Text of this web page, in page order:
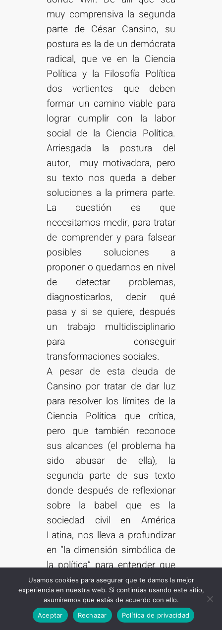
muy comprensiva la segunda
parte de César Cansino, su
postura es la de un demócrata
radical, que ve en la Ciencia
Política y la Filosofía Política
dos vertientes que deben
formar un camino viable para
lograr cumplir con la labor
social de la Ciencia Política.
Arriesgada la postura del
autor, muy motivadora, pero
su texto nos queda a deber
soluciones a la primera parte.
La cuestión es que
necesitamos medir, para tratar
de comprender y para falsear
posibles soluciones a
proponer o quedarnos en nivel
de detectar problemas,
diagnosticarlos, decir qué
pasa y si se quiere, después
un trabajo multidisciplinario
para conseguir
transformaciones sociales.
A pesar de esta deuda de
Cansino por tratar de dar luz
para resolver los límites de la
Ciencia Política que crítica,
pero que también reconoce
sus alcances (el problema ha
sido abusar de ella), la
segunda parte de sus texto
donde después de reflexionar
sobre la babel que es la
sociedad civil en América
Latina, nos lleva a profundizar
en “la dimensión simbólica de
la política” para entender que
esta no está, ni debe estar,
guardada en los cuartos del
gobierno ni en la “estatización
de la política”, sino que
Suscribirse
Usamos cookies para asegurar que te damos la mejor
experiencia en nuestra web. Si continúas usando este sitio,
asumiremos que estás de acuerdo con ello.
Aceptar
Rechazar Política de privacidad